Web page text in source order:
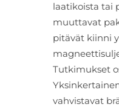
laatikoista tai
muuttavat
pitävät kiinni
Tutkimukset
vahvistavat